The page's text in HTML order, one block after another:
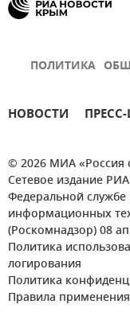
ПОЛИТИКА
НОВОСТИ
© 2026 МИА «Россия
Сетевое издание
Федеральной службе
информационных
(Роскомнадзор) 08
Политика
логирования
Политика
Правила